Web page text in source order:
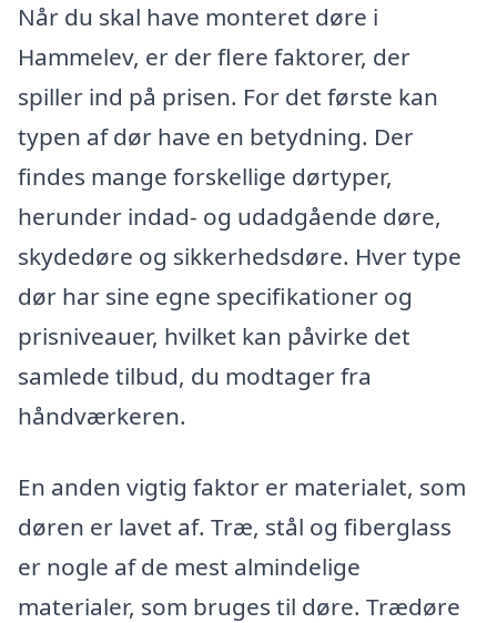
Når du skal have monteret døre i
Hammelev, er der flere faktorer, der
spiller ind på prisen. For det første kan
typen af dør have en betydning. Der
findes mange forskellige dørtyper,
herunder indad- og udadgående døre,
skydedøre og sikkerhedsdøre. Hver type
dør har sine egne specifikationer og
prisniveauer, hvilket kan påvirke det
samlede tilbud, du modtager fra
håndværkeren.
En anden vigtig faktor er materialet, som
døren er lavet af. Træ, stål og fiberglass
er nogle af de mest almindelige
materialer, som bruges til døre. Trædøre